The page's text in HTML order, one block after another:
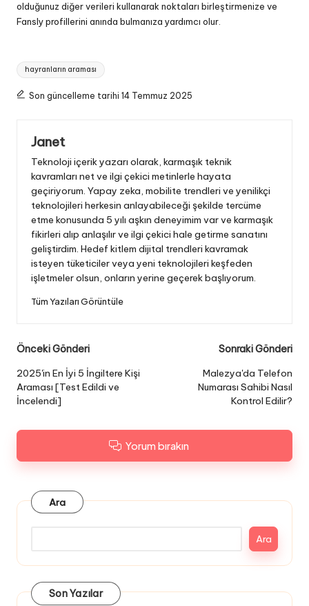
olduğunuz diğer verileri kullanarak noktaları birleştirmenize ve
Fansly profillerini anında bulmanıza yardımcı olur.
Etiketler:
hayranların araması
Son güncelleme tarihi 14 Temmuz 2025
Janet
Teknoloji içerik yazarı olarak, karmaşık teknik
kavramları net ve ilgi çekici metinlerle hayata
geçiriyorum. Yapay zeka, mobilite trendleri ve yenilikçi
teknolojileri herkesin anlayabileceği şekilde tercüme
etme konusunda 5 yılı aşkın deneyimim var ve karmaşık
fikirleri alıp anlaşılır ve ilgi çekici hale getirme sanatını
geliştirdim. Hedef kitlem dijital trendleri kavramak
isteyen tüketiciler veya yeni teknolojileri keşfeden
işletmeler olsun, onların yerine geçerek başlıyorum.
Tüm Yazıları Görüntüle
Gönderi
dolaşımı
Önceki Gönderi
2025'in En İyi 5 İngiltere Kişi
Araması [Test Edildi ve
İncelendi]
Sonraki Gönderi
Malezya'da Telefon
Numarası Sahibi Nasıl
Kontrol Edilir?
Yorum bırakın
Ara
Ara
Son Yazılar